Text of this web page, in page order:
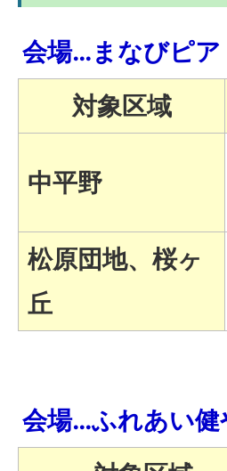
会場…まなびピア
対象区域
中平野
松原団地、桜ヶ
丘
会場…ふれあい